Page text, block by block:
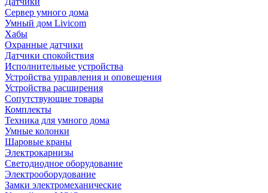
Сервер умного дома
Умный дом Livicom
Хабы
Охранные датчики
Датчики спокойствия
Исполнительные устройства
Устройства управления и оповещения
Устройства расширения
Сопутствующие товары
Комплекты
Техника для умного дома
Умные колонки
Шаровые краны
Электрокарнизы
Светодиодное оборудование
Электрооборудование
Замки электромеханические